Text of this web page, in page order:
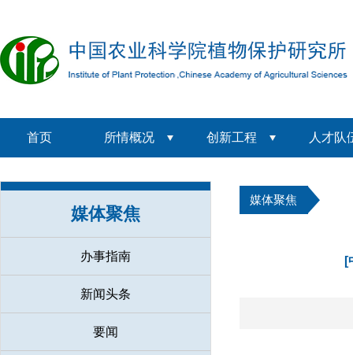
首页 所情概况 创新工程 人才队
媒体聚焦
办事指南
新闻头条
要闻
媒体聚焦
[